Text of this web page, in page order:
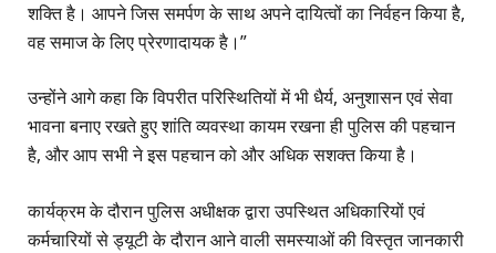
शक्ति है। आपने जिस समर्पण के साथ अपने दायित्वों का निर्वहन किया है,
वह समाज के लिए प्रेरणादायक है।”
उन्होंने आगे कहा कि विपरीत परिस्थितियों में भी धैर्य, अनुशासन एवं सेवा
भावना बनाए रखते हुए शांति व्यवस्था कायम रखना ही पुलिस की पहचान
है, और आप सभी ने इस पहचान को और अधिक सशक्त किया है।
कार्यक्रम के दौरान पुलिस अधीक्षक द्वारा उपस्थित अधिकारियों एवं
कर्मचारियों से ड्यूटी के दौरान आने वाली समस्याओं की विस्तृत जानकारी